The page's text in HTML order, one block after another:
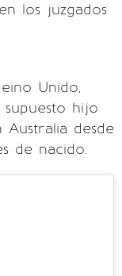
los juzgados
Unido,
hijo
desde
de nacido.